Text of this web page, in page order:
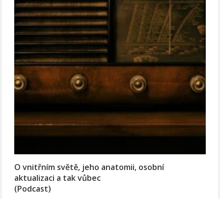
O vnitřním světě, jeho anatomii, osobní
aktualizaci a tak vůbec
(Podcast)